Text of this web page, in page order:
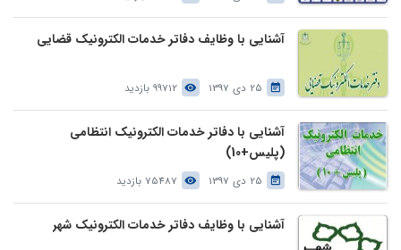
آشنایی با وظایف دفاتر خدمات الکترونیک قضایی
25 دی 1397 99712 بازدید
آشنایی با دفاتر خدمات الکترونیک انتظامی
(پلیس+10)
25 دی 1397 75487 بازدید
آشنایی با وظایف دفاتر خدمات الکترونیک شهر